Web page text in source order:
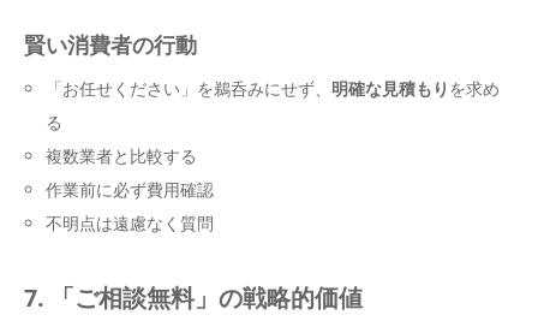
賢い消費者の行動
「お任せください」を鵜呑みにせず、 明確な見積もり を求め
る
複数業者と比較する
作業前に必ず費用確認
不明点は遠慮なく質問
7. 「ご相談無料」の戦略的価値